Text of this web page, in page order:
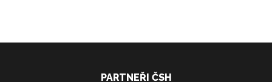
PARTNEŘI ČSH